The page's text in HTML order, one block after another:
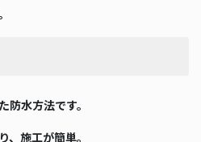
水方法です。
、施工が簡単。